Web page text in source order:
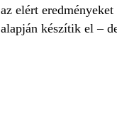
az elért
alapján készítik el –